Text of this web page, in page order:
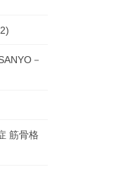
－
筋骨格